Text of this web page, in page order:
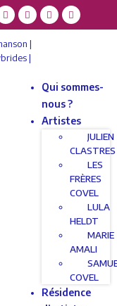
Qui sommes-
nous ?
Artistes
JULIEN
CLASTRES
LES
FRÈRES
COVEL
LULA
HELDT
MARIE
AMALI
COVEL
Résidence